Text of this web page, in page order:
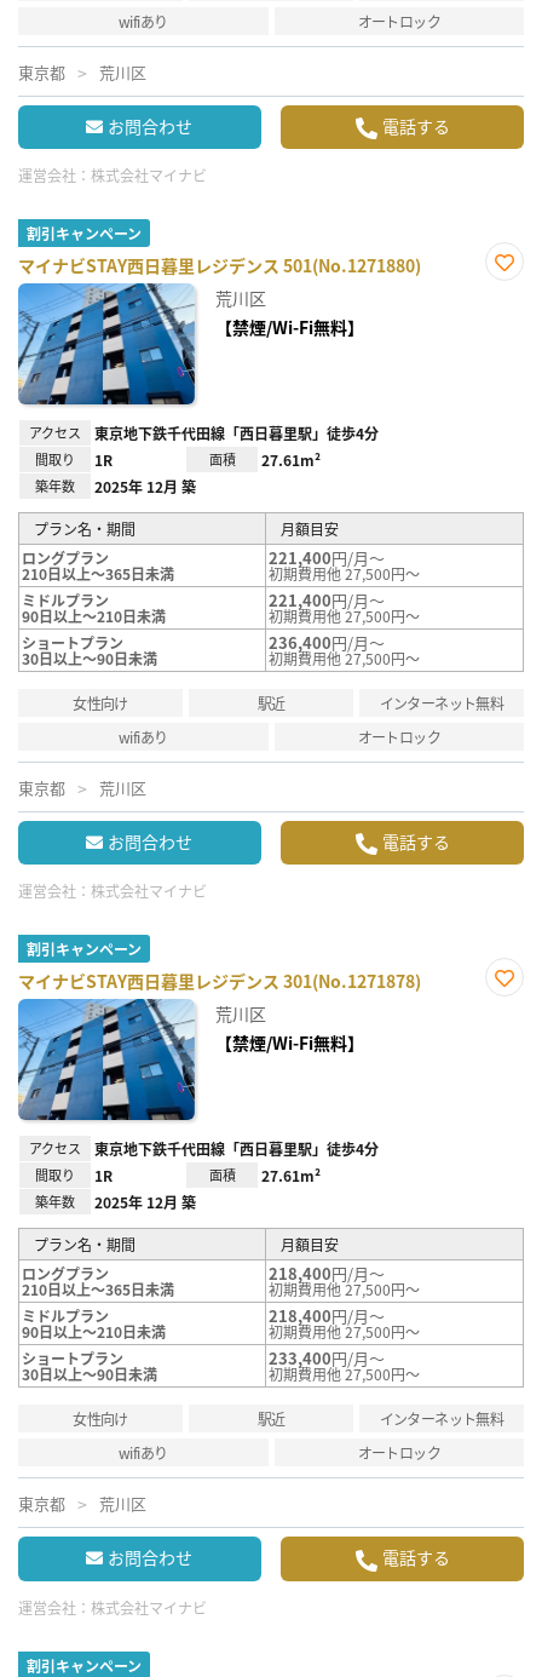
wifiあり
オートロック
東京都 荒川区
お問合わせ 電話する
運営会社： 株式会社マイナビ
割引キャンペーン
マイナビSTAY西日暮里レジデンス 501(No.1271880)
荒川区
【禁煙/Wi-Fi無料】
アクセス 東京地下鉄千代田線「西日暮里駅」徒歩4分
間取り 1R 面積 27.61m²
築年数 2025年 12月 築
プラン名・期間
月額目安
ロングプラン
210日以上～365日未満
221,400円/月～
初期費用他 27,500円～
ミドルプラン
90日以上～210日未満
221,400円/月～
初期費用他 27,500円～
ショートプラン
30日以上～90日未満
236,400円/月～
初期費用他 27,500円～
女性向け 駅近
インターネット無料
wifiあり
オートロック
東京都 荒川区
お問合わせ 電話する
運営会社： 株式会社マイナビ
割引キャンペーン
マイナビSTAY西日暮里レジデンス 301(No.1271878)
荒川区
【禁煙/Wi-Fi無料】
アクセス 東京地下鉄千代田線「西日暮里駅」徒歩4分
間取り 1R 面積 27.61m²
築年数 2025年 12月 築
プラン名・期間
月額目安
ロングプラン
210日以上～365日未満
218,400円/月～
初期費用他 27,500円～
ミドルプラン
90日以上～210日未満
218,400円/月～
初期費用他 27,500円～
ショートプラン
30日以上～90日未満
233,400円/月～
初期費用他 27,500円～
女性向け 駅近
インターネット無料
wifiあり
オートロック
東京都 荒川区
お問合わせ 電話する
運営会社： 株式会社マイナビ
割引キャンペーン